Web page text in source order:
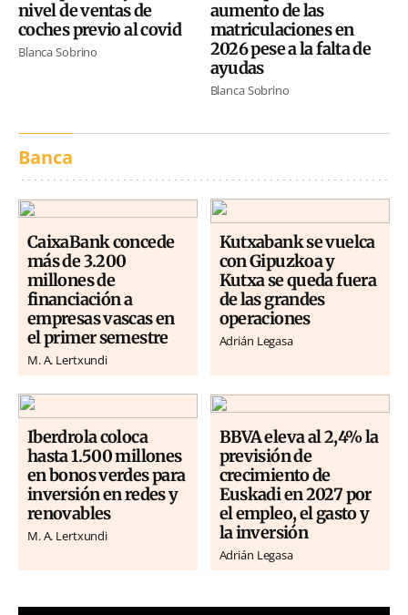
nivel de ventas de
coches previo al covid
Blanca Sobrino
aumento de las
matriculaciones en
2026 pese a la falta de
ayudas
Blanca Sobrino
Banca
CaixaBank concede
más de 3.200
millones de
financiación a
empresas vascas en
el primer semestre
M. A. Lertxundi
Kutxabank se vuelca
con Gipuzkoa y
Kutxa se queda fuera
de las grandes
operaciones
Adrián Legasa
Iberdrola coloca
hasta 1.500 millones
en bonos verdes para
inversión en redes y
renovables
M. A. Lertxundi
BBVA eleva al 2,4% la
previsión de
crecimiento de
Euskadi en 2027 por
el empleo, el gasto y
la inversión
Adrián Legasa